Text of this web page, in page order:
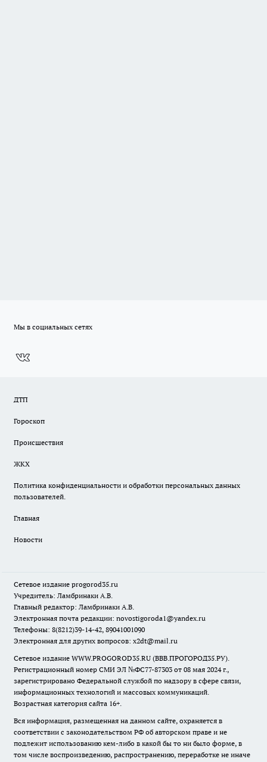
Мы в социальных сетях
ДТП
Гороскоп
Происшествия
ЖКХ
Политика конфиденциальности и обработки персональных данных
пользователей.
Главная
Новости
Сетевое издание progorod35.ru
Учредитель: Ламбринаки А.В.
Главный редактор: Ламбринаки А.В.
Электронная почта редакции: novostigoroda1@yandex.ru
Телефоны: 8(8212)39-14-42, 89041001090
Электронная для других вопросов: x2dt@mail.ru
Сетевое издание WWW.PROGOROD35.RU (ВВВ.ПРОГОРОД35.РУ).
Регистрационный номер СМИ ЭЛ №ФС77-87303 от 08 мая 2024 г.,
зарегистрировано Федеральной службой по надзору в сфере связи,
информационных технологий и массовых коммуникаций.
Возрастная категория сайта 16+.
Вся информация, размещенная на данном сайте, охраняется в
соответствии с законодательством РФ об авторском праве и не
подлежит использованию кем-либо в какой бы то ни было форме, в
том числе воспроизведению, распространению, переработке не иначе